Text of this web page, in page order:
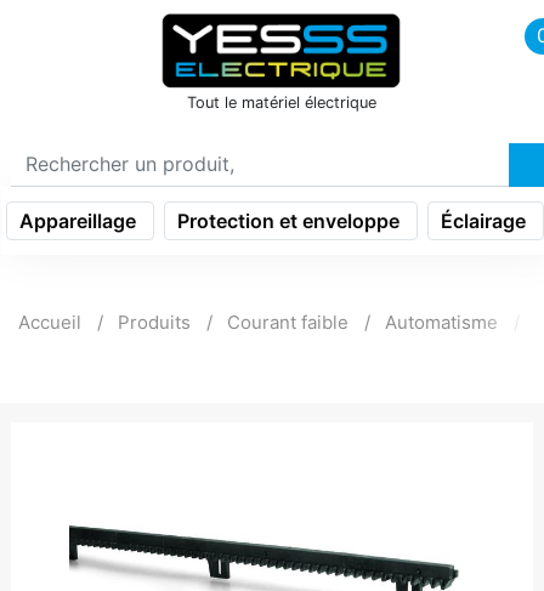
icon menu burger
Tout le matériel électrique
Appareillage Protection et enveloppe Éclairage
Accueil Produits Courant faible Automatisme